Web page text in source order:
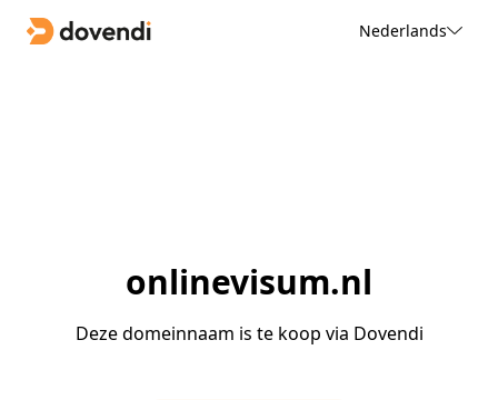
Nederlands
onlinevisum.nl
Deze domeinnaam is te koop via Dovendi